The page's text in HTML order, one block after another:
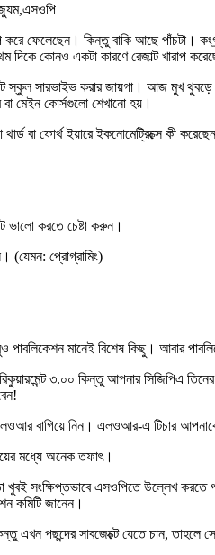
করে ফেলেছেন। কিন্তু বাকি আছে
কোনও একটা কারণে রেজাল্ট খারাপ
স্কুল সারভাইভ করার জায়গা। আজ মুখ
বা মেইন কোর্সগুলো শেখানো হয়।
বা ফোর্থ ইয়ারে ইকনোমেট্রিক্সে কী
ভালো করতে চেষ্টা করুন।
(যেমন: প্রোগ্রামিং)
পাবলিকেশন মানেই বিশেষ কিছু। আবার
রিকুয়ারমেন্ট ৩.০০ কিন্তু আপনার
বাগিয়ে নিন। এলওআর-এ টিচার
মধ্যে অনেক তফাৎ।
খুবই সংক্ষিপ্তভাবে এসওপিতে উল্লেখ
কমিটি জানেন।
এখন পছন্দের সাবজেক্টে যেতে চান,